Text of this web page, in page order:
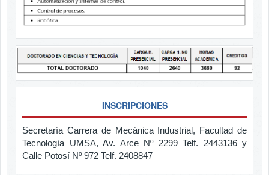
INSCRIPCIONES
Secretaría Carrera de Mecánica Industrial, Facultad de
Tecnología UMSA, Av. Arce Nº 2299 Telf. 2443136 y
Calle Potosí Nº 972 Telf. 2408847